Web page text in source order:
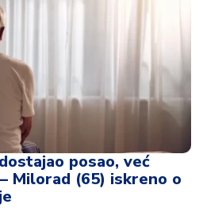
posao, već
Milorad (65) iskreno o